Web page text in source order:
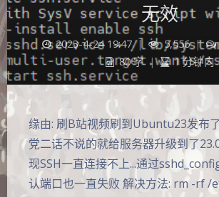
无效
2023-4-24 19:47 | 5,556 |
80 字 | 1 分钟内
缘由: 刷B站视频刷到Ubuntu23发布
党二话不说的就给服务器升级到了
现SSH一直连接不上...通过
认端口也一直失败 解决方法: rm -rf /